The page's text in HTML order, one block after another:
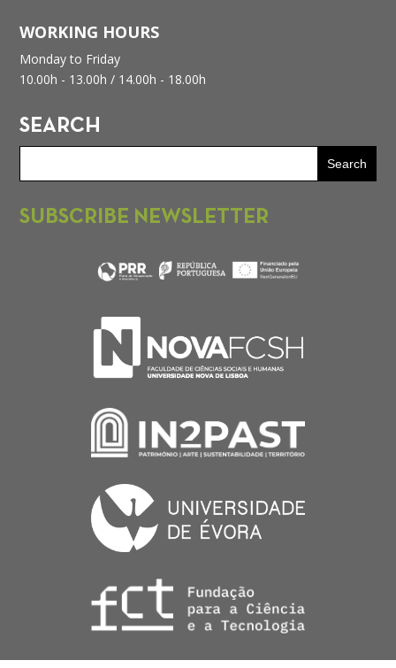
WORKING HOURS
Monday to Friday
10.00h - 13.00h / 14.00h - 18.00h
SEARCH
SUBSCRIBE NEWSLETTER